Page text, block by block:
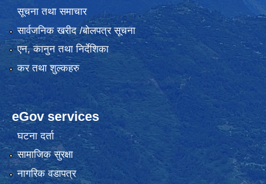
सूचना तथा समाचार
सार्वजनिक खरीद /बोलपत्र सूचना
एन, कानुन तथा निर्देशिका
कर तथा शुल्कहरु
eGov services
घटना दर्ता
सामाजिक सुरक्षा
नागरिक वडापत्र